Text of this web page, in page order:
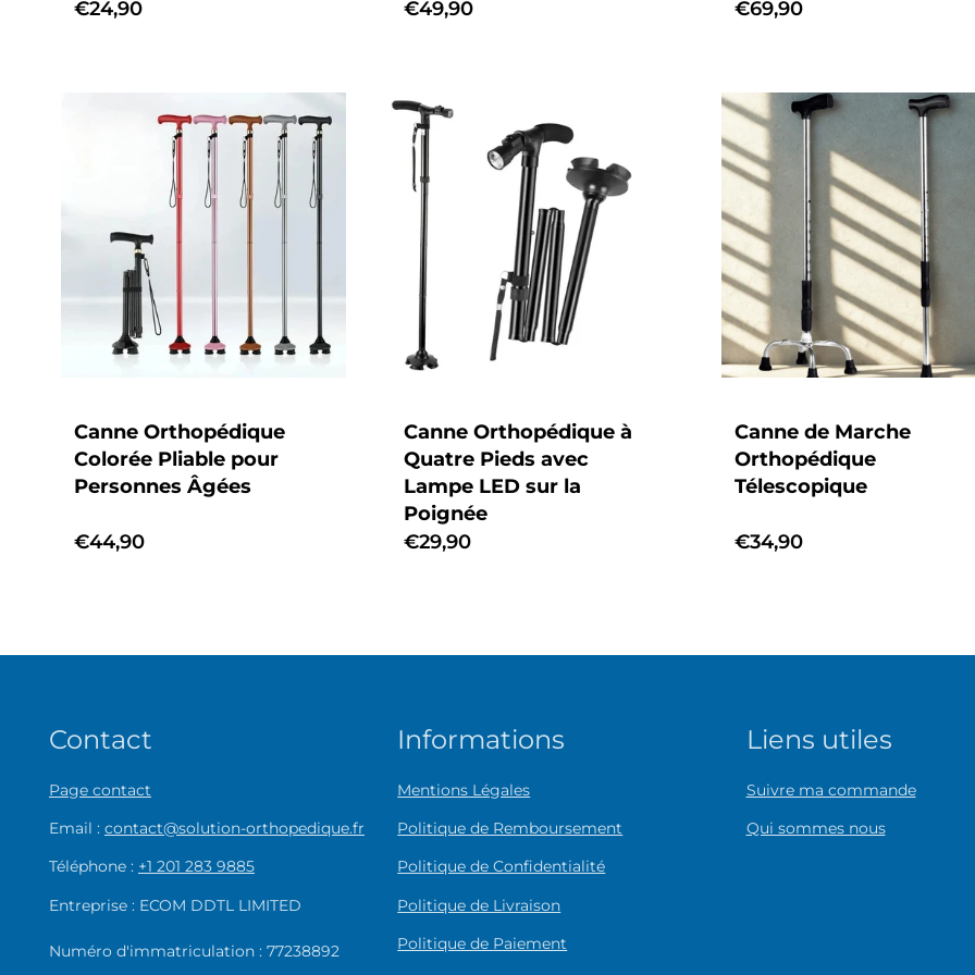
Prix
€24,90
Prix
€49,90
Prix
€69,90
Canne Orthopédique
Colorée Pliable pour
Personnes Âgées
Prix
€44,90
Canne Orthopédique à
Quatre Pieds avec
Lampe LED sur la
Poignée
Prix
€29,90
Canne de Marche
Orthopédique
Télescopique
Prix
€34,90
Contact
Page contact
Email : contact@solution-orthopedique.fr
Téléphone : +1 201 283 9885
Entreprise : ECOM DDTL LIMITED
Numéro d'immatriculation : 77238892
Informations
Mentions Légales
Politique de Remboursement
Politique de Confidentialité
Politique de Livraison
Politique de Paiement
Liens utiles
Suivre ma commande
Qui sommes nous